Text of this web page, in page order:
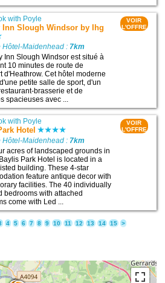
with Poyle
Inn Slough Windsor by Ihg
Hôtel-Maidenhead : 7km
Inn Slough Windsor est situé à
10 minutes de route de
d'Heathrow. Cet hôtel moderne
petite salle de sport, d'un
brasserie et de
spacieuses avec ...
VOIR
L'OFFRE
with Poyle
Hotel
Hôtel-Maidenhead : 7km
acres of landscaped grounds in
Park Hotel is located in a
building. These 4-star
feature antique decor with
facilities. The 40 individually
bedrooms with attached
come with Led ...
VOIR
L'OFFRE
4 5 6 7 8 9 10 11 12 13 14 15 >